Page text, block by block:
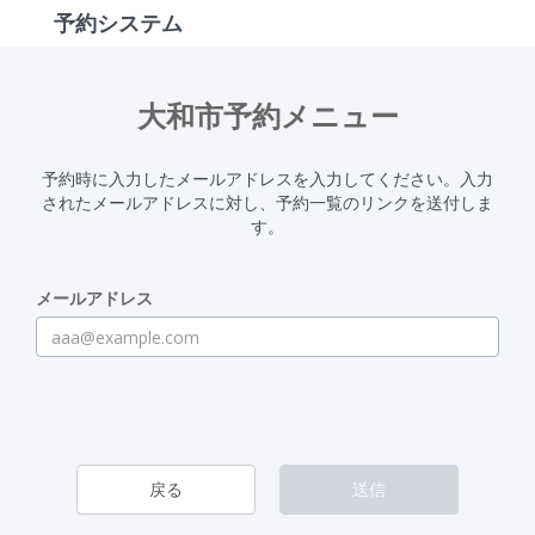
予約システム
大和市予約メニュー
予約時に入力したメールアドレスを入力してください。入力
されたメールアドレスに対し、予約一覧のリンクを送付しま
す。
メールアドレス
戻る 送信